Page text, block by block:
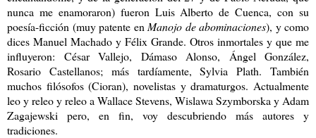
nunca me enamoraron) fueron Luis Alberto de Cuenca, con su
poesía-ficción (muy patente en Manojo de abominaciones), y como
dices Manuel Machado y Félix Grande. Otros inmortales y que me
influyeron: César Vallejo, Dámaso Alonso, Ángel González,
Rosario Castellanos; más tardíamente, Sylvia Plath. También
muchos filósofos (Cioran), novelistas y dramaturgos. Actualmente
leo y releo y releo a Wallace Stevens, Wislawa Szymborska y Adam
Zagajewski pero, en fin, voy descubriendo más autores y
tradiciones.